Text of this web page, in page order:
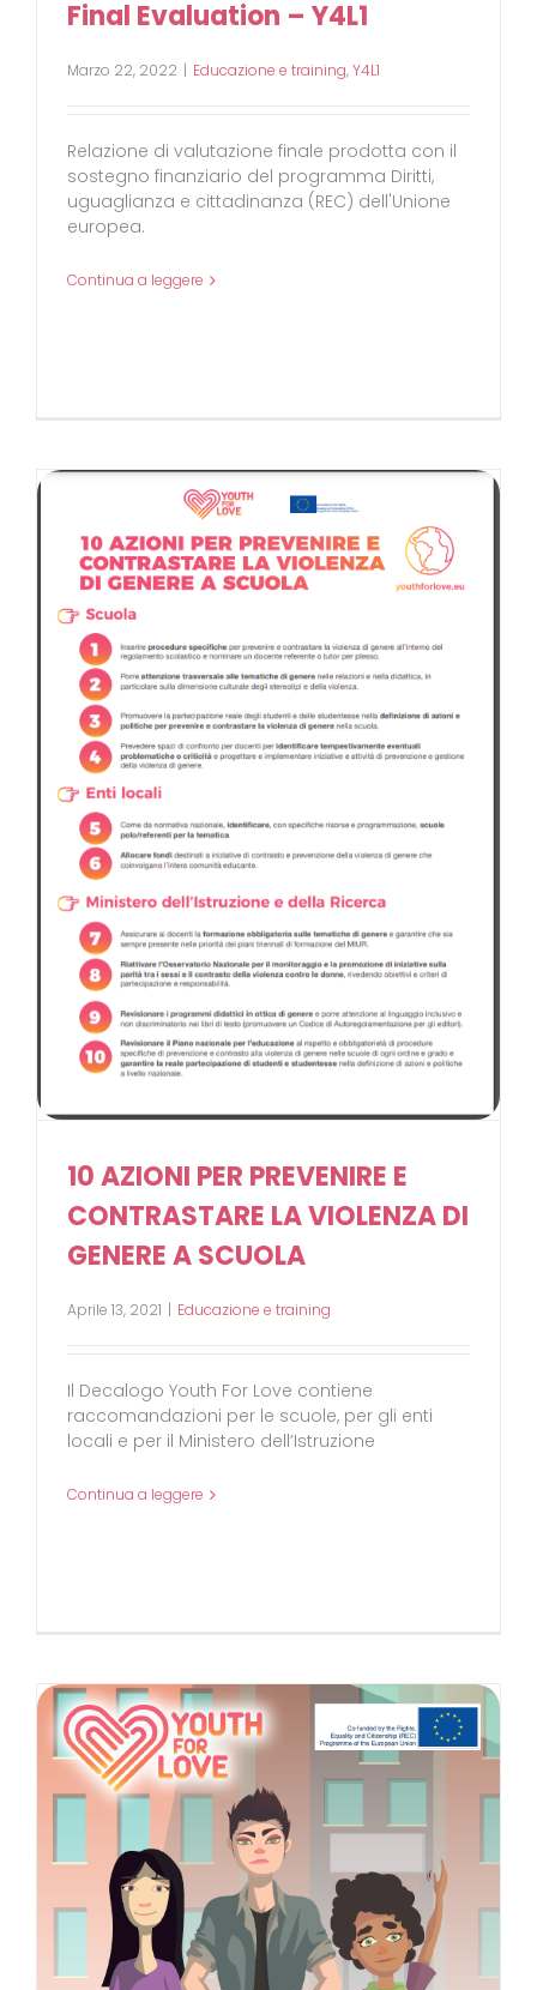
Final Evaluation – Y4L1
Marzo 22, 2022 | Educazione e training,Y4L1
Relazione di valutazione finale prodotta con il
sostegno finanziario del programma Diritti,
uguaglianza e cittadinanza (REC) dell'Unione
europea.
Continua a leggere
10 AZIONI PER PREVENIRE E
CONTRASTARE LA VIOLENZA DI
GENERE A SCUOLA
Aprile 13, 2021 | Educazione e training
Il Decalogo Youth For Love contiene
raccomandazioni per le scuole, per gli enti
locali e per il Ministero dell’Istruzione
Continua a leggere